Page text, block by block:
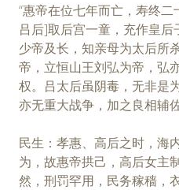
“惠帝在位七年而亡，寿终
吕后]取后宫一童，充作皇后
少帝及长，知亲母为太后所
帝，立恒山王刘弘为帝，弘
权。吕太后虽阴毒，无非是
亦无重大战争，加之良相辅
民生：孝惠、高后之时，海
为，故惠帝拱己，高后女主
然，刑罚罕用，民务稼穑，